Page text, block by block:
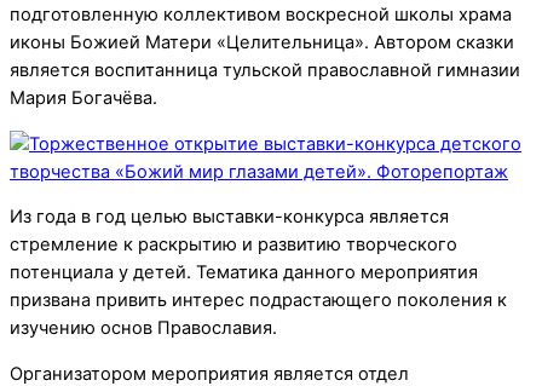
подготовленную коллективом воскресной школы храма
иконы Божией Матери «Целительница». Автором сказки
является воспитанница тульской православной гимназии
Мария Богачёва.
Из года в год целью выставки-конкурса является
стремление к раскрытию и развитию творческого
потенциала у детей. Тематика данного мероприятия
призвана привить интерес подрастающего поколения к
изучению основ Православия.
Организатором мероприятия является отдел